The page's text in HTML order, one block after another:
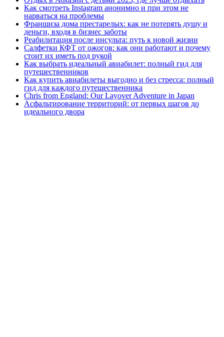
Как смотреть Instagram анонимно и при этом не
нарваться на проблемы
Франшиза дома престарелых: как не потерять душу и
деньги, входя в бизнес заботы
Реабилитация после инсульта: путь к новой жизни
Салфетки КФТ от ожогов: как они работают и почему
стоит их иметь под рукой
Как выбрать идеальный авиабилет: полный гид для
путешественников
Как купить авиабилеты выгодно и без стресса: полный
гид для каждого путешественника
Chris from England: Our Layover Adventure in Japan
Асфальтирование территорий: от первых шагов до
идеального двора